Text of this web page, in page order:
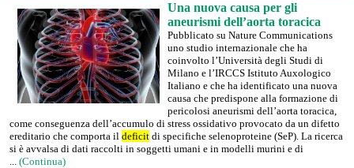
Una nuova causa per gli
aneurismi dell’aorta toracica
Pubblicato su Nature Communications
uno studio internazionale che ha
coinvolto l’Università degli Studi di
Milano e l’IRCCS Istituto Auxologico
Italiano e che ha identificato una nuova
causa che predispone alla formazione di
pericolosi aneurismi dell’aorta toracica,
come conseguenza dell’accumulo di stress ossidativo provocato da un difetto
ereditario che comporta il deficit di specifiche selenoproteine (SeP). La ricerca
si è avvalsa di dati raccolti in soggetti umani e in modelli murini e di
... (Continua)